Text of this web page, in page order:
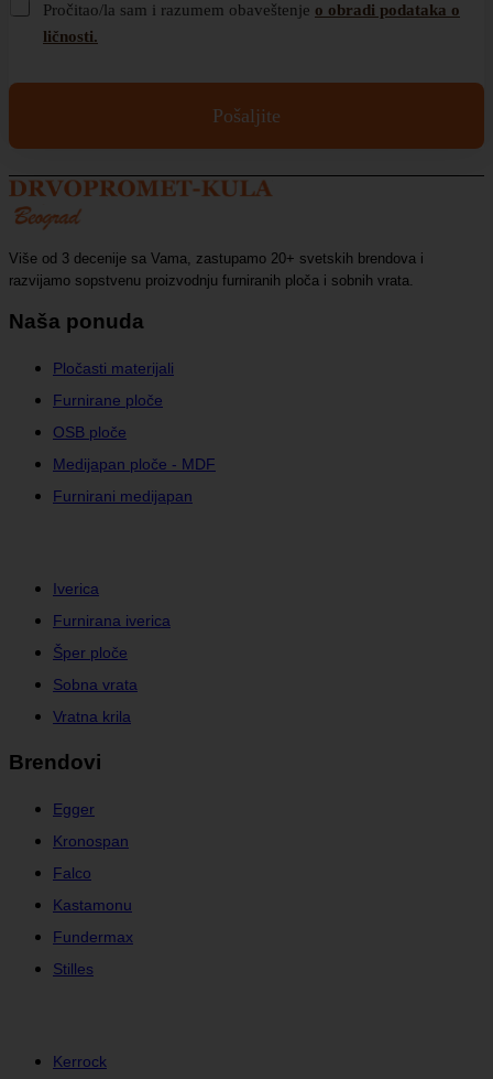
k
Pročitao/la sam i razumem obaveštenje o obradi podataka o
ličnosti.
Pošaljite
Više od 3 decenije sa Vama, zastupamo 20+ svetskih brendova i
razvijamo sopstvenu proizvodnju furniranih ploča i sobnih vrata.
Naša ponuda
Pločasti materijali
Furnirane ploče
OSB ploče
Medijapan ploče - MDF
Furnirani medijapan
Iverica
Furnirana iverica
Šper ploče
Sobna vrata
Vratna krila
Brendovi
Egger
Kronospan
Falco
Kastamonu
Fundermax
Stilles
Kerrock